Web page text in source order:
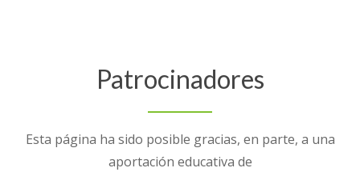
Patrocinadores
Esta página ha sido posible gracias, en parte, a una
aportación educativa de